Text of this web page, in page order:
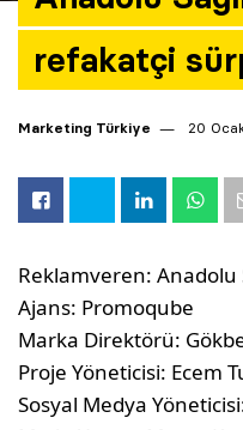
refakatçi
Marketing Türkiye 20
Reklamveren: Anadolu
Ajans: Promoqube
Marka Direktörü:
Proje Yöneticisi: Ecem
Sosyal Medya